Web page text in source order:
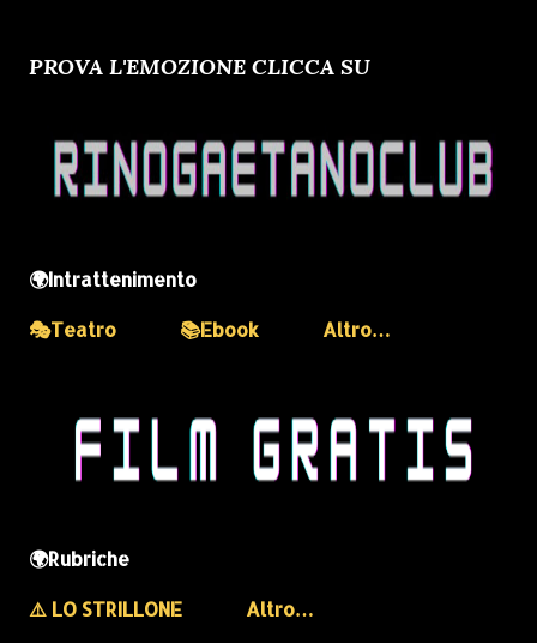
PROVA L'EMOZIONE CLICCA SU
🌍Intrattenimento
🎭Teatro
📚Ebook Altro…
🌍Rubriche
⚠️ LO STRILLONE
Altro…